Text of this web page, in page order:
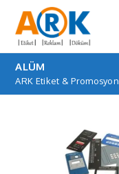
ALÜM
ARK Etiket & Promosyon